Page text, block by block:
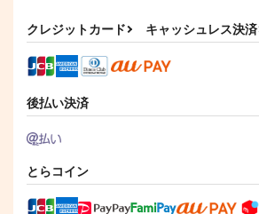
クレジットカード キャッシュレス決済
後払い決済
とらコイン